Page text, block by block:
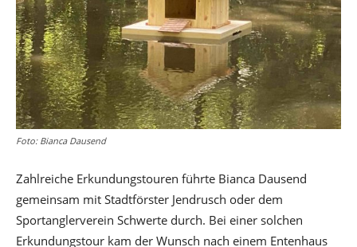
Foto: Bianca Dausend
Zahlreiche Erkundungstouren führte Bianca Dausend
gemeinsam mit Stadtförster Jendrusch oder dem
Sportanglerverein Schwerte durch. Bei einer solchen
Erkundungstour kam der Wunsch nach einem Entenhaus